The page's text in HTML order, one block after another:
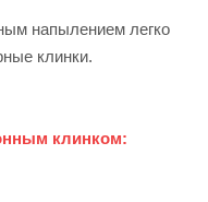
напылением легко
клинки.
клинком: